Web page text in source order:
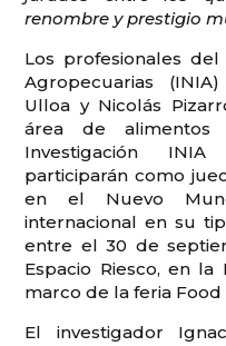
renombre y prestigio
Los profesionales
Agropecuarias
Ulloa y Nicolás
área de alimentos
Investigación
participarán como
en el Nuevo
internacional en su
entre el 30 de
Espacio Riesco, en
marco de la feria Food
El investigador